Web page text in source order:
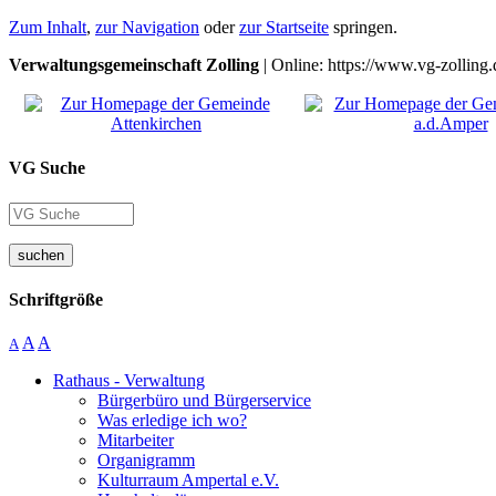
Zum Inhalt, zur Navigation oderzur Startseite springen.
Verwaltungsgemeinschaft Zolling | Online: https://www.vg-
VG Suche
suchen
Schriftgröße
A A A
Rathaus - Verwaltung
Bürgerbüro und Bürgerservice
Was erledige ich wo?
Mitarbeiter
Organigramm
Kulturraum Ampertal e.V.